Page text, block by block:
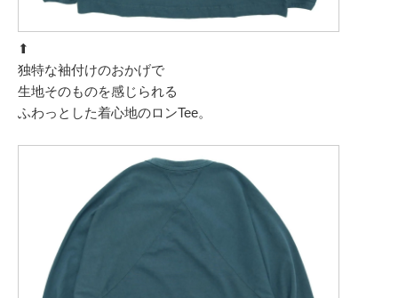
⬆︎
独特な袖付けのおかげで
生地そのものを感じられる
ふわっとした着心地のロンTee。